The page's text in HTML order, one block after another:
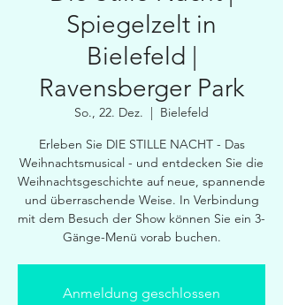
Spiegelzelt in
Bielefeld |
Ravensberger Park
So., 22. Dez.
  |
Bielefeld
Erleben Sie DIE STILLE NACHT - Das
Weihnachtsmusical - und entdecken Sie die
Weihnachtsgeschichte auf neue, spannende
und überraschende Weise.​ In Verbindung
mit dem Besuch der Show können Sie ein 3-
Gänge-Menü vorab buchen.
Anmeldung geschlossen